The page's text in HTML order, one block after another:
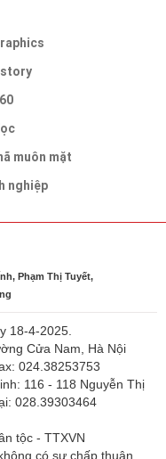
muôn mặt
nghiệp
Phạm Thị Tuyết,
18-4-2025.
Cửa Nam, Hà Nội
024.38253753
116 - 118 Nguyễn Thị
028.39303464
tộc - TTXVN
có sự chấp thuận